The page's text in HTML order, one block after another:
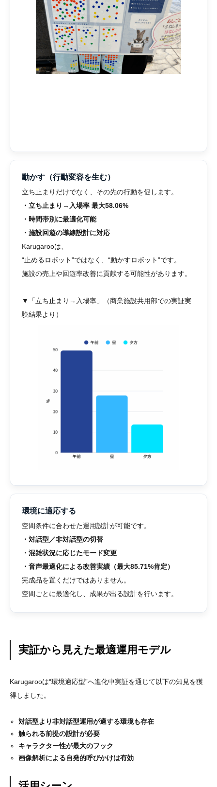
動かす（行動変容を生む）
立ち止まりだけでなく、その先の行動を促します。
・立ち止まり→入場率 最大58.06%
・時間帯別に最適化可能
・施設回遊の導線設計に対応
Karugarooは、
“止めるロボット”ではなく、“動かすロボット”です。
施設の売上や回遊率改善に貢献する可能性があります。
▼「立ち止まり→入場率」（商業施設共用部での実証実
験結果より）
環境に適応する
空間条件に合わせた運用設計が可能です。
・対話型／非対話型の切替
・混雑状況に応じたモード変更
・音声最適化による改善実績（最大85.71%肯定）
完成品を置くだけではありません。
空間ごとに最適化し、成果が出る設計を行います。
実証から見えた最適運用モデル
Karugarooは“環境適応型”へ進化中実証を通じて以下の知見を獲
得しました。
対話型より非対話型運用が適する環境も存在
触られる前提の設計が必要
キャラクター性が最大のフック
画像解析による自発的呼びかけは有効